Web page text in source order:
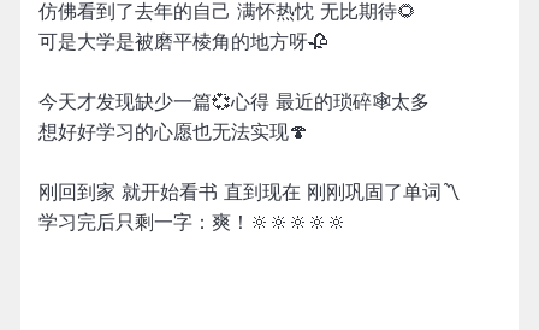
仿佛看到了去年的自己 满怀热忱 无比期待🌻
可是大学是被磨平棱角的地方呀🥀
今天才发现缺少一篇💞心得 最近的琐碎🕸太多
想好好学习的心愿也无法实现🍄
刚回到家 就开始看书 直到现在 刚刚巩固了单词〽️
学习完后只剩一字：爽！🔆🔆🔆🔆🔆